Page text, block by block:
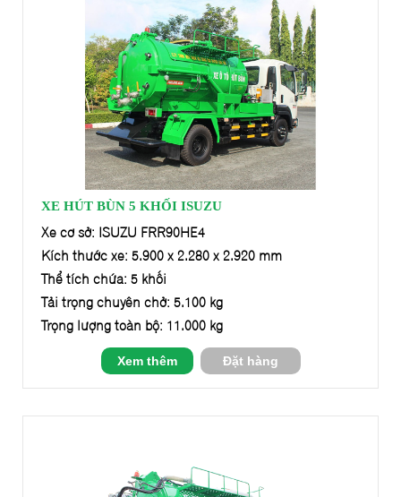
XE HÚT BÙN 5 KHỐI ISUZU
Xe cơ sở: ISUZU FRR90HE4
Kích thước xe: 5.900 x 2.280 x 2.920 mm
Thể tích chứa: 5 khối
Tải trọng chuyên chở: 5.100 kg
Trọng lượng toàn bộ: 11.000 kg
Xem thêm Đặt hàng